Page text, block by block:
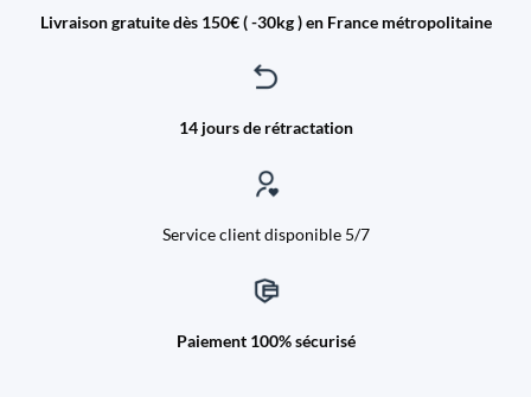
Livraison gratuite dès 150€ ( -30kg ) en France métropolitaine
14 jours de rétractation
Service client disponible 5/7
Paiement 100% sécurisé